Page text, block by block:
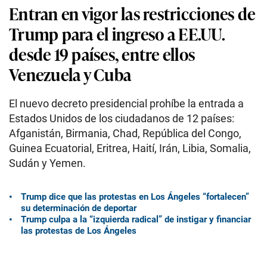
Entran en vigor las restricciones de
Trump para el ingreso a EE.UU.
desde 19 países, entre ellos
Venezuela y Cuba
El nuevo decreto presidencial prohíbe la entrada a
Estados Unidos de los ciudadanos de 12 países:
Afganistán, Birmania, Chad, República del Congo,
Guinea Ecuatorial, Eritrea, Haití, Irán, Libia, Somalia,
Sudán y Yemen.
Trump dice que las protestas en Los Ángeles “fortalecen”
su determinación de deportar
Trump culpa a la “izquierda radical” de instigar y financiar
las protestas de Los Ángeles